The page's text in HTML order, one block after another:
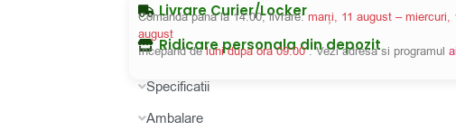
Livrare Curier/Locker
Comanda pana la 14:00, livrare:marți, 11 august – miercuri,
august
Ridicare personala din depozit
Incepand deluni dupa ora 09:00. Vezi adresa si programul
Specificatii
Ambalare